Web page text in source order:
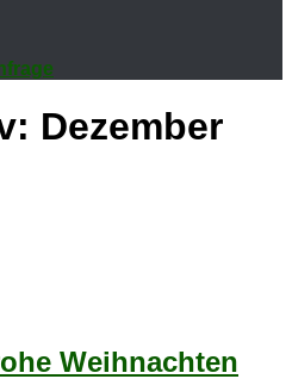
Dezember
Weihnachten